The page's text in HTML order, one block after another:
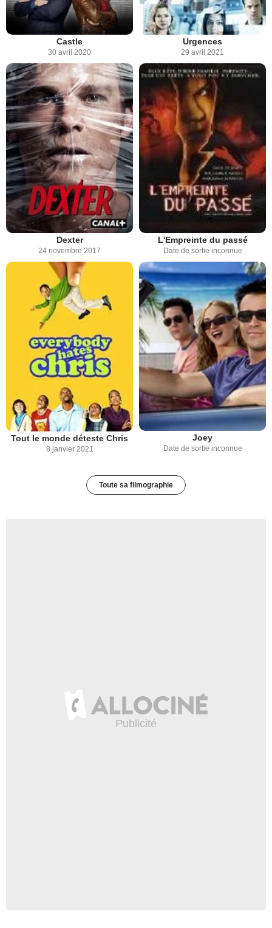
Castle
30 avril 2020
Urgences
29 avril 2021
Dexter
24 novembre 2017
L'Empreinte du passé
Date de sortie inconnue
Tout le monde déteste Chris
8 janvier 2021
Joey
Date de sortie inconnue
Toute sa filmographie